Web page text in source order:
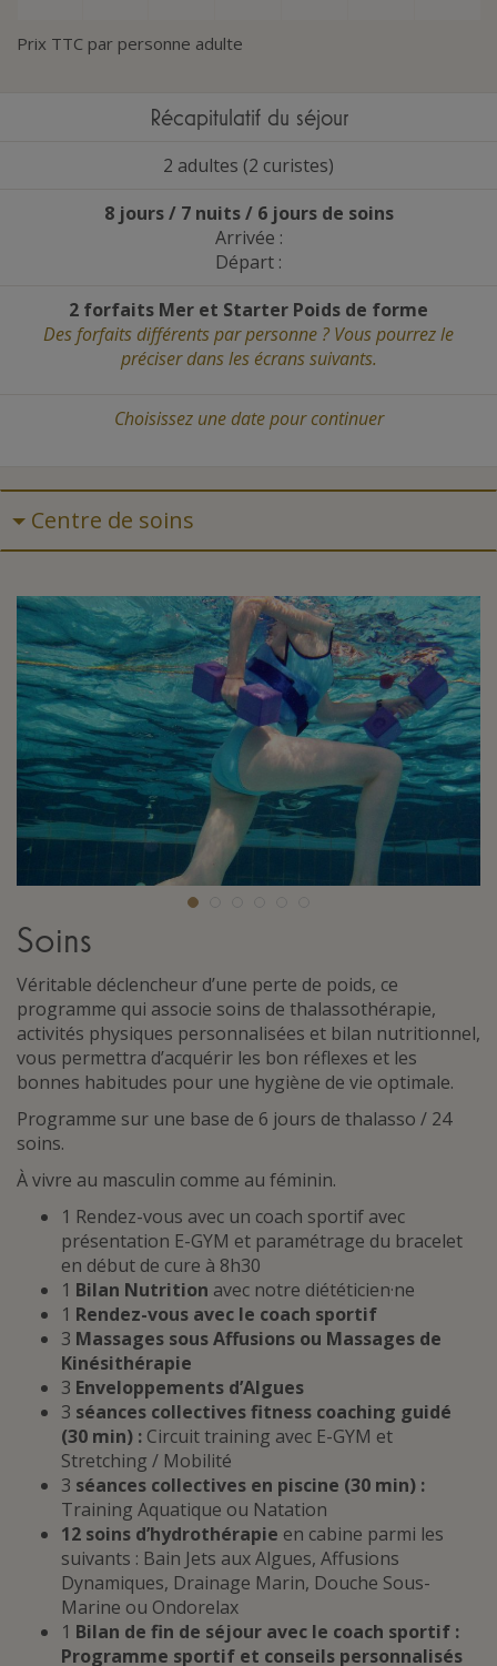
Prix TTC par personne adulte
Récapitulatif du séjour
2 adultes (2 curistes)
8 jours / 7 nuits / 6 jours de soins
Arrivée :
Départ :
2 forfaits Mer et Starter Poids de forme
Des forfaits différents par personne ? Vous pourrez le
préciser dans les écrans suivants.
Choisissez une datepour continuer
Centre de soins
Soins
Véritable déclencheur d’une perte de poids, ce
programme qui associe soins de thalassothérapie,
activités physiques personnalisées et bilan nutritionnel,
vous permettra d’acquérir les bon réflexes et les
bonnes habitudes pour une hygiène de vie optimale.
Programme sur une base de 6 jours de thalasso / 24
soins.
À vivre au masculin comme au féminin.
1 Rendez-vous avec un coach sportif avec
présentation E-GYM et paramétrage du bracelet
en début de cure à 8h30
1 Bilan Nutrition avec notre diététicien·ne
1 Rendez-vous avec le coach sportif
3 Massages sous Affusions ou Massages de
Kinésithérapie
3 Enveloppements d’Algues
3 séances collectives fitness coaching guidé
(30 min) : Circuit training avec E-GYM et
Stretching / Mobilité
3 séances collectives en piscine (30 min) :
Training Aquatique ou Natation
12 soins d’hydrothérapie en cabine parmi les
suivants : Bain Jets aux Algues, Affusions
Dynamiques, Drainage Marin, Douche Sous-
Marine ou Ondorelax
1 Bilan de fin de séjour avec le coach sportif :
Programme sportif et conseils personnalisés